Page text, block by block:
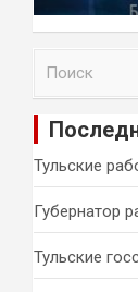
и
Тульские
Губернатор
Тульские